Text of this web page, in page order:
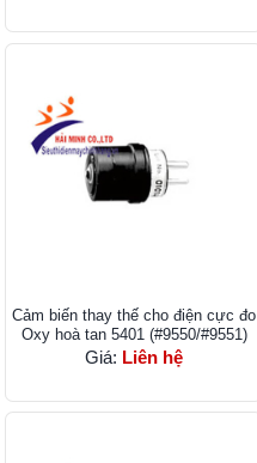
Cảm biến thay thế cho điện cực đo
Oxy hoà tan 5401 (#9550/#9551)
Giá: Liên hệ